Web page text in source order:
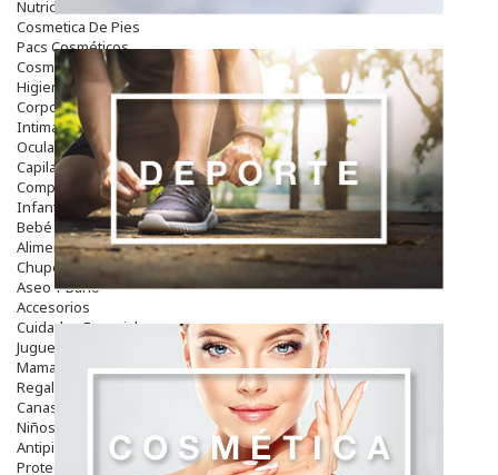
Nutricosmética
Cosmetica De Pies
Pacs Cosméticos
Cosmetica Facial Piel Sensible
Higiene
Corporal
Intima
Ocular
Capilar
Complementos
Infantil
Bebé
Alimentación Y Complementos
Chupetes Y Mordedores
Aseo Y Baño
Accesorios
Cuidados Especiales
Juguetes
Mama
Regalos
Canastilla
Niños
Antipiojos
Protección Solar